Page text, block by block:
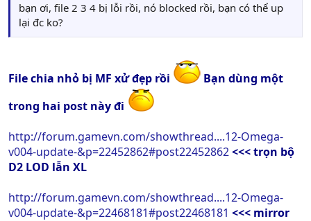
bạn ơi, file 2 3 4 bị lỗi rồi, nó blocked rồi, bạn có thể up
lại đc ko?
File chia nhỏ bị MF xử đẹp rồi
Bạn dùng một
trong hai post này đi
http://forum.gamevn.com/showthread....12-Omega-
v004-update-&p=22452862#post22452862<<< trọn bộ
D2 LOD lẫn XL
http://forum.gamevn.com/showthread....12-Omega-
v004-update-&p=22468181#post22468181 <<< mirror